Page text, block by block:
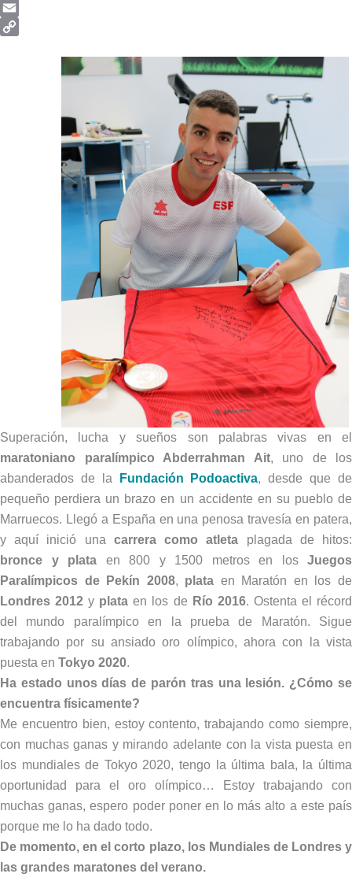
Telegram
Email
Superación, lucha y sueños son palabras vivas en el
maratoniano paralímpico Abderrahman Ait, uno de los
abanderados de la
Fundación Podoactiva, desde que de
pequeño perdiera un brazo en un accidente en su pueblo de
Marruecos. Llegó a España en una penosa travesía en patera,
y aquí inició una carrera como atleta plagada de hitos:
bronce y plata en 800 y 1500 metros en los Juegos
Paralímpicos de Pekín 2008, plata en Maratón en los de
Londres 2012 y plata en los de Río 2016. Ostenta el récord
del mundo paralímpico en la prueba de Maratón. Sigue
trabajando por su ansiado oro olímpico, ahora con la vista
puesta en Tokyo 2020.
Ha estado unos días de parón tras una lesión. ¿Cómo se
encuentra físicamente?
Me encuentro bien, estoy contento, trabajando como siempre,
con muchas ganas y mirando adelante con la vista puesta en
los mundiales de Tokyo 2020, tengo la última bala, la última
oportunidad para el oro olímpico… Estoy trabajando con
muchas ganas, espero poder poner en lo más alto a este país
porque me lo ha dado todo.
De momento, en el corto plazo, los Mundiales de Londres y
las grandes maratones del verano.